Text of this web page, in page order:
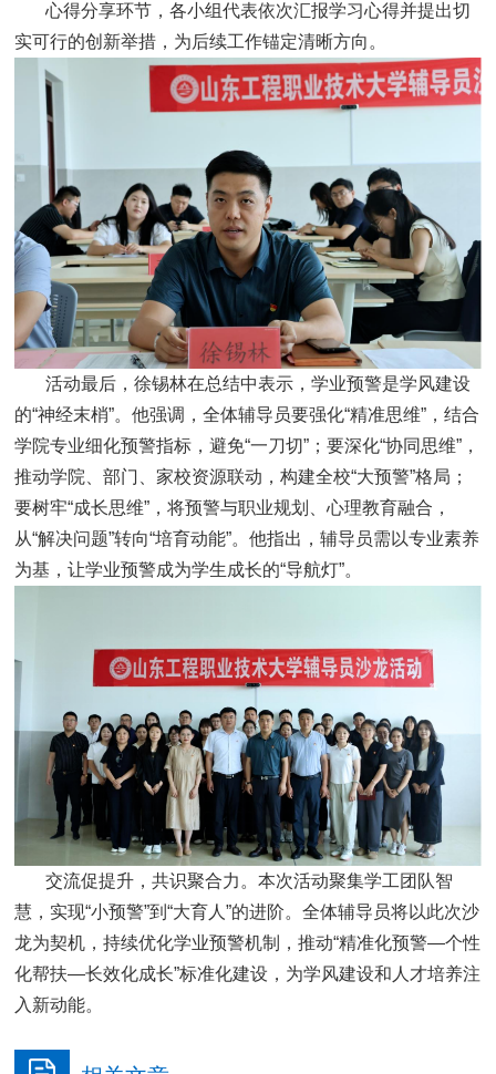
心得分享环节，各小组代表依次汇报学习心得并提出切
实可行的创新举措，为后续工作锚定清晰方向。
活动最后，徐锡林在总结中表示，学业预警是学风建设
的“神经末梢”。他强调，全体辅导员要强化“精准思维”，结合
学院专业细化预警指标，避免“一刀切”；要深化“协同思维”，
推动学院、部门、家校资源联动，构建全校“大预警”格局；
要树牢“成长思维”，将预警与职业规划、心理教育融合，
从“解决问题”转向“培育动能”。他指出，辅导员需以专业素养
为基，让学业预警成为学生成长的“导航灯”。
交流促提升，共识聚合力。本次活动聚集学工团队智
慧，实现“小预警”到“大育人”的进阶。全体辅导员将以此次沙
龙为契机，持续优化学业预警机制，推动“精准化预警—个性
化帮扶—长效化成长”标准化建设，为学风建设和人才培养注
入新动能。